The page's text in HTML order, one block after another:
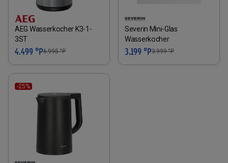
AEG Wasserkocher K3-1-
3ST
4.499 °P6.995°P
Severin Mini-Glas
Wasserkocher
3.199 °P3.999°P
-25%